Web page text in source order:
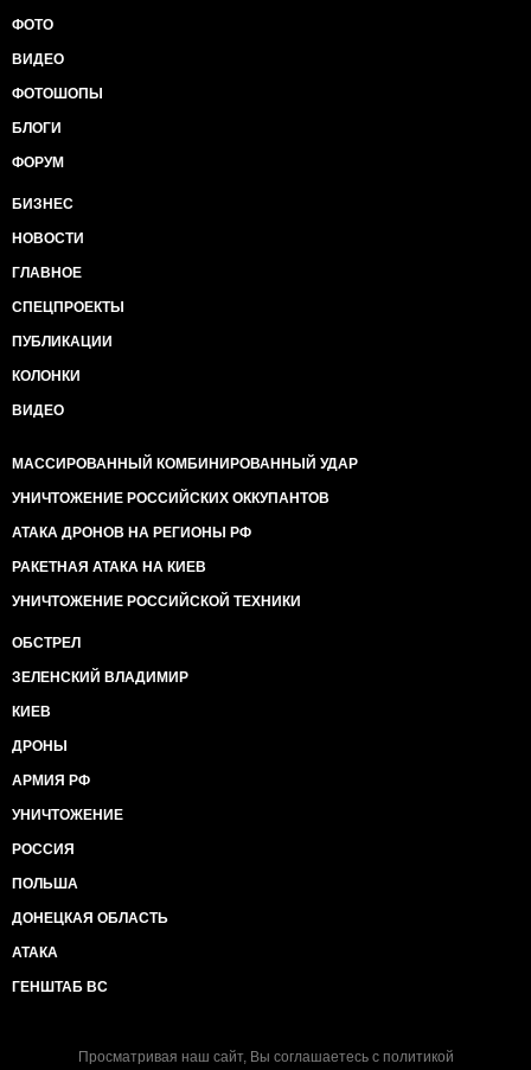
ФОТО
ВИДЕО
ФОТОШОПЫ
БЛОГИ
ФОРУМ
БИЗНЕС
НОВОСТИ
ГЛАВНОЕ
СПЕЦПРОЕКТЫ
ПУБЛИКАЦИИ
КОЛОНКИ
ВИДЕО
МАССИРОВАННЫЙ КОМБИНИРОВАННЫЙ УДАР
УНИЧТОЖЕНИЕ РОССИЙСКИХ ОККУПАНТОВ
АТАКА ДРОНОВ НА РЕГИОНЫ РФ
РАКЕТНАЯ АТАКА НА КИЕВ
УНИЧТОЖЕНИЕ РОССИЙСКОЙ ТЕХНИКИ
ОБСТРЕЛ
ЗЕЛЕНСКИЙ ВЛАДИМИР
КИЕВ
ДРОНЫ
АРМИЯ РФ
УНИЧТОЖЕНИЕ
РОССИЯ
ПОЛЬША
ДОНЕЦКАЯ ОБЛАСТЬ
АТАКА
ГЕНШТАБ ВС
Просматривая наш сайт, Вы соглашаетесь с политикой